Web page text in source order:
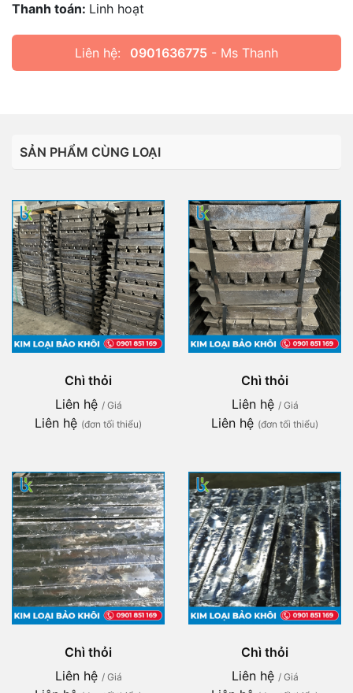
Thanh toán: Linh hoạt
Liên hệ: 0901636775 - Ms Thanh
SẢN PHẨM CÙNG LOẠI
Chì thỏi
Liên hệ / Giá
Liên hệ (đơn tối thiểu)
Chì thỏi
Liên hệ / Giá
Liên hệ (đơn tối thiểu)
Chì thỏi
Liên hệ / Giá
Chì thỏi
Liên hệ / Giá